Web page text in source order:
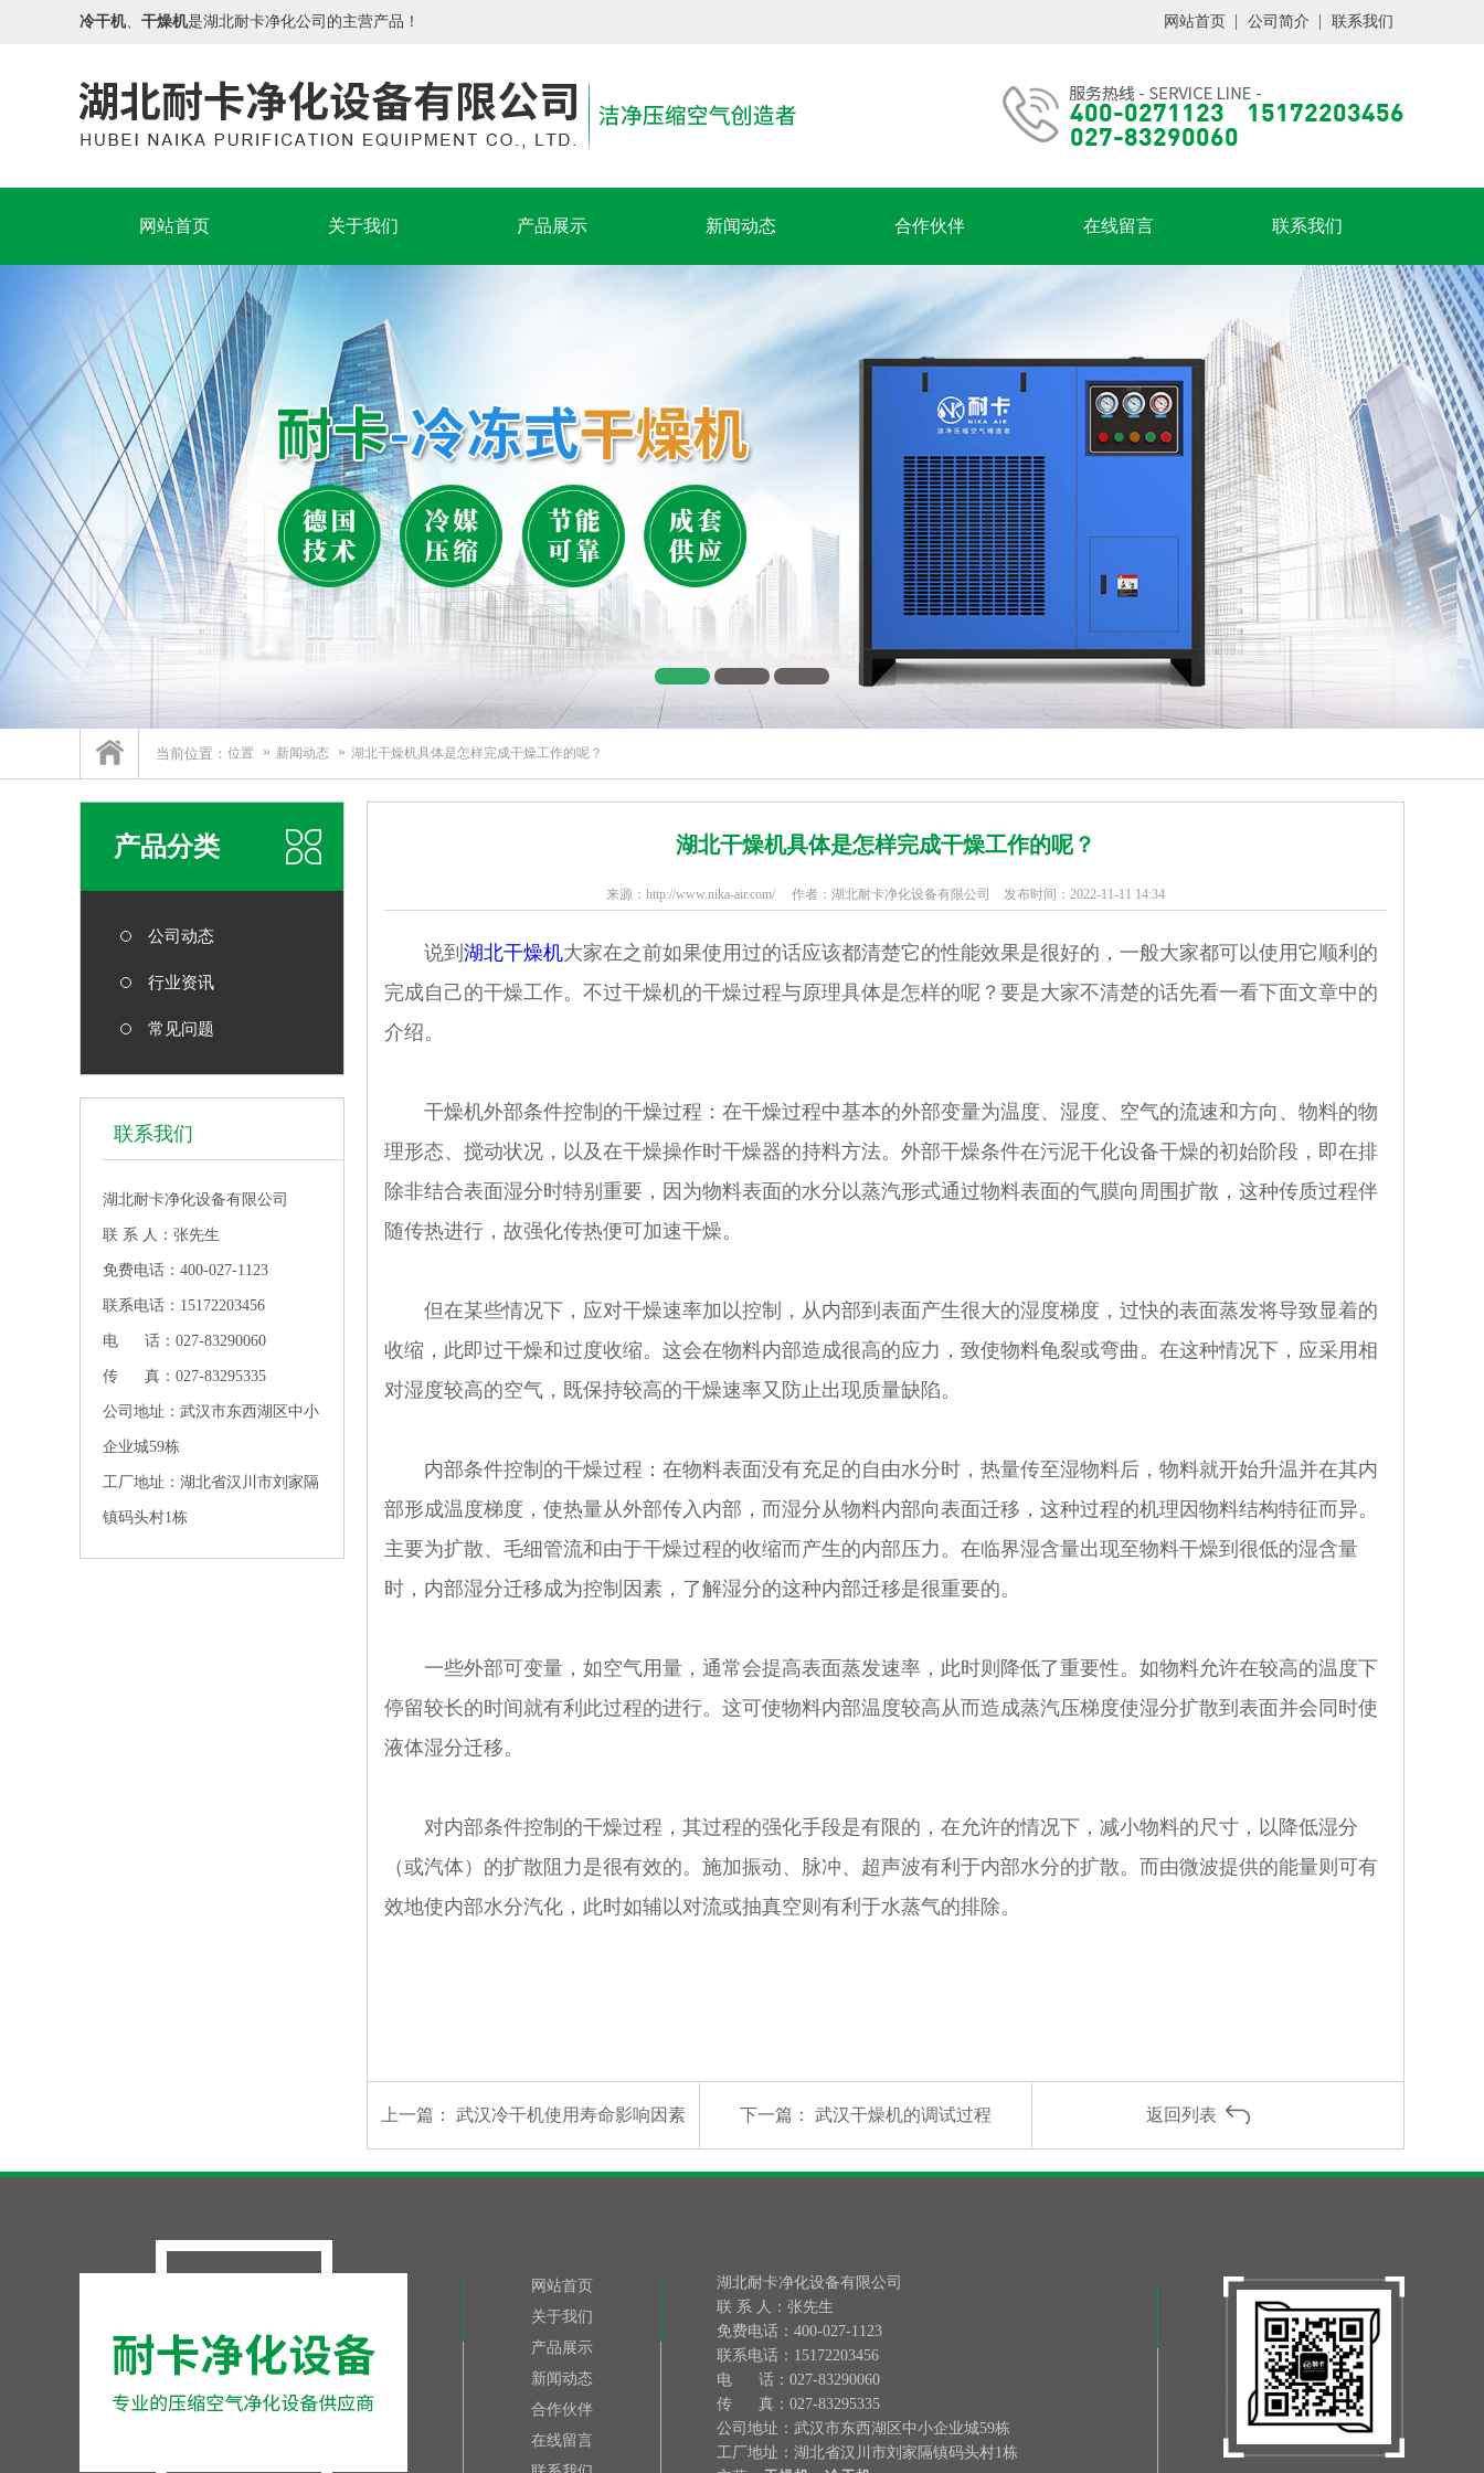
冷干机、 干燥机是湖北耐卡净化公司的主营产品！ 网站首页 公司简介 联系我们
网站首页 关于我们 产品展示 新闻动态 合作伙伴 在线留言 联系我们
当前位置： 位置 新闻动态 湖北干燥机具体是怎样完成干燥工作的呢？
产品分类
公司动态
行业资讯
常见问题
联系我们
湖北耐卡净化设备有限公司
联 系 人：张先生
免费电话：400-027-1123
联系电话：15172203456
电 话：027-83290060
传 真：027-83295335
公司地址：武汉市东西湖区中小
企业城59栋
工厂地址：湖北省汉川市刘家隔
镇码头村1栋
湖北干燥机具体是怎样完成干燥工作的呢？
来源：http://www.nika-air.com/ 作者：湖北耐卡净化设备有限公司 发布时间：2022-11-11 14:34
说到 湖北干燥机大家在之前如果使用过的话应该都清楚它的性能效果是很好的，一般大家都可以使用它顺利的
完成自己的干燥工作。不过干燥机的干燥过程与原理具体是怎样的呢？要是大家不清楚的话先看一看下面文章中的
介绍。
干燥机外部条件控制的干燥过程：在干燥过程中基本的外部变量为温度、湿度、空气的流速和方向、物料的物
理形态、搅动状况，以及在干燥操作时干燥器的持料方法。外部干燥条件在污泥干化设备干燥的初始阶段，即在排
除非结合表面湿分时特别重要，因为物料表面的水分以蒸汽形式通过物料表面的气膜向周围扩散，这种传质过程伴
随传热进行，故强化传热便可加速干燥。
但在某些情况下，应对干燥速率加以控制，从内部到表面产生很大的湿度梯度，过快的表面蒸发将导致显着的
收缩，此即过干燥和过度收缩。这会在物料内部造成很高的应力，致使物料龟裂或弯曲。在这种情况下，应采用相
对湿度较高的空气，既保持较高的干燥速率又防止出现质量缺陷。
内部条件控制的干燥过程：在物料表面没有充足的自由水分时，热量传至湿物料后，物料就开始升温并在其内
部形成温度梯度，使热量从外部传入内部，而湿分从物料内部向表面迁移，这种过程的机理因物料结构特征而异。
主要为扩散、毛细管流和由于干燥过程的收缩而产生的内部压力。在临界湿含量出现至物料干燥到很低的湿含量
时，内部湿分迁移成为控制因素，了解湿分的这种内部迁移是很重要的。
一些外部可变量，如空气用量，通常会提高表面蒸发速率，此时则降低了重要性。如物料允许在较高的温度下
停留较长的时间就有利此过程的进行。这可使物料内部温度较高从而造成蒸汽压梯度使湿分扩散到表面并会同时使
液体湿分迁移。
对内部条件控制的干燥过程，其过程的强化手段是有限的，在允许的情况下，减小物料的尺寸，以降低湿分
（或汽体）的扩散阻力是很有效的。施加振动、脉冲、超声波有利于内部水分的扩散。而由微波提供的能量则可有
效地使内部水分汽化，此时如辅以对流或抽真空则有利于水蒸气的排除。
上一篇： 武汉冷干机使用寿命影响因素 下一篇： 武汉干燥机的调试过程 返回列表
网站首页
关于我们
产品展示
新闻动态
合作伙伴
在线留言
湖北耐卡净化设备有限公司
联 系 人：张先生
免费电话：400-027-1123
联系电话：15172203456
电 话：027-83290060
传 真：027-83295335
公司地址：武汉市东西湖区中小企业城59栋
工厂地址：湖北省汉川市刘家隔镇码头村1栋